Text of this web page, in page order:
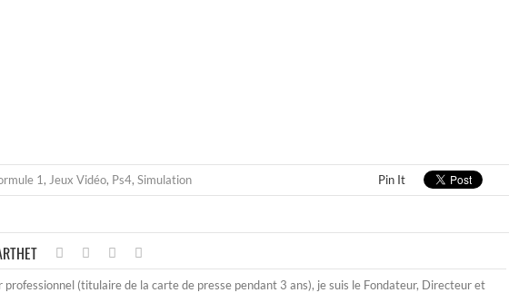
1, Jeux Vidéo, Ps4, Simulation Pin It
professionnel (titulaire de la carte de presse pendant 3 ans), je suis le Fondateur, Directeur et